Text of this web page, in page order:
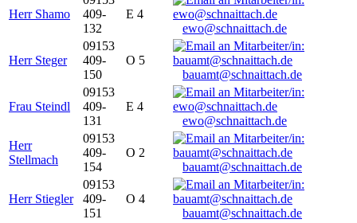
Herr Shamo
409-
132
E 4
ewo@schnaittach.de
Herr Steger
09153
409-
150
O 5
bauamt@schnaittach.de
Frau Steindl
09153
409-
131
E 4
ewo@schnaittach.de
Herr
Stellmach
09153
409-
154
O 2
bauamt@schnaittach.de
Herr Stiegler
09153
409-
151
O 4
bauamt@schnaittach.de